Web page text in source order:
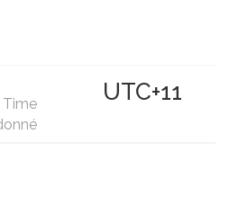
Time
UTC+11